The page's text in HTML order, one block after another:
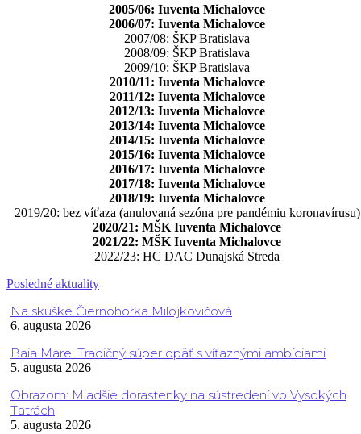
2005/06: Iuventa Michalovce
2006/07: Iuventa Michalovce
2007/08: ŠKP Bratislava
2008/09: ŠKP Bratislava
2009/10: ŠKP Bratislava
2010/11: Iuventa Michalovce
2011/12: Iuventa Michalovce
2012/13: Iuventa Michalovce
2013/14: Iuventa Michalovce
2014/15: Iuventa Michalovce
2015/16: Iuventa Michalovce
2016/17: Iuventa Michalovce
2017/18: Iuventa Michalovce
2018/19: Iuventa Michalovce
2019/20: bez víťaza (anulovaná sezóna pre pandémiu koronavírusu)
2020/21: MŠK Iuventa Michalovce
2021/22: MŠK Iuventa Michalovce
2022/23: HC DAC Dunajská Streda
Posledné aktuality
Na skúške Čiernohorka Milojkovičová
6. augusta 2026
Baia Mare: Tradičný súper opäť s víťaznými ambíciami
5. augusta 2026
Obrazom: Mladšie dorastenky na sústredení vo Vysokých
Tatrách
5. augusta 2026